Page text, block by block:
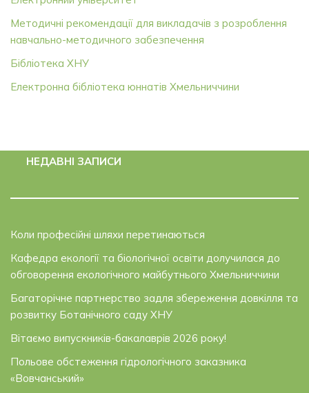
Методичні рекомендації для викладачів з розроблення
навчально-методичного забезпечення
Бібліотека ХНУ
Електронна бібліотека юннатів Хмельниччини
НЕДАВНІ ЗАПИСИ
Коли професійні шляхи перетинаються
Кафедра екології та біологічної освіти долучилася до
обговорення екологічного майбутнього Хмельниччини
Багаторічне партнерство задля збереження довкілля та
розвитку Ботанічного саду ХНУ
Вітаємо випускників-бакалаврів 2026 року!
Польове обстеження гідрологічного заказника
«Вовчанський»